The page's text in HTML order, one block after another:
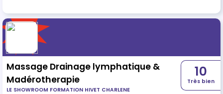
permettre la prévention, voire la réduction
durable des manifestations physiques associées
à l'âge : rides, taches, relâchements,
affaissements. Cette formation vient enrichir le
geste de l'es…
Massage Drainage lymphatique &
Madérotherapie
LE SHOWROOM FORMATION HIVET CHARLENE
10
Très bien